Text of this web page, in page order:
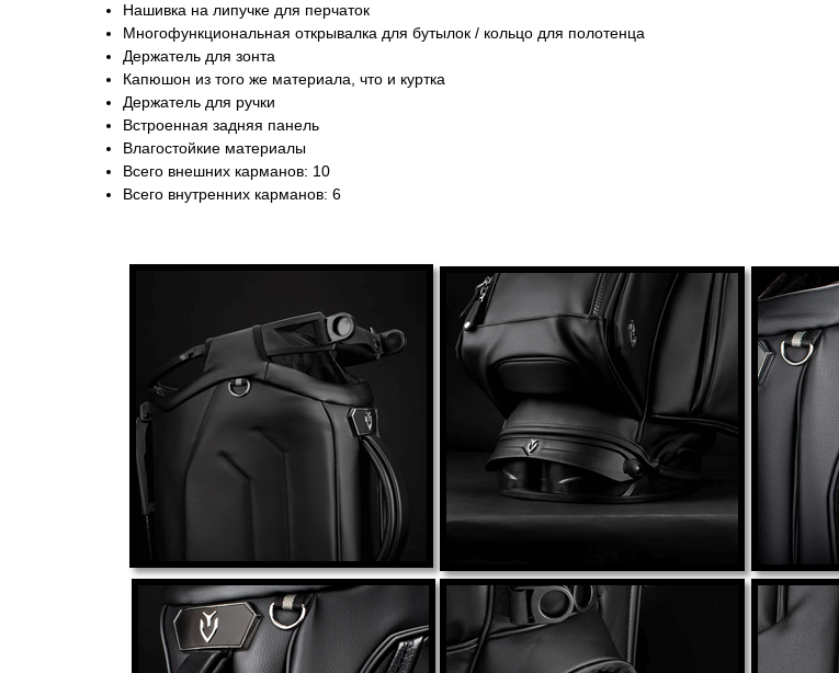
Нашивка на липучке для перчаток
Многофункциональная открывалка для бутылок / кольцо для полотенца
Держатель для зонта
Капюшон из того же материала, что и куртка
Держатель для ручки
Встроенная задняя панель
Влагостойкие материалы
Всего внешних карманов: 10
Всего внутренних карманов: 6